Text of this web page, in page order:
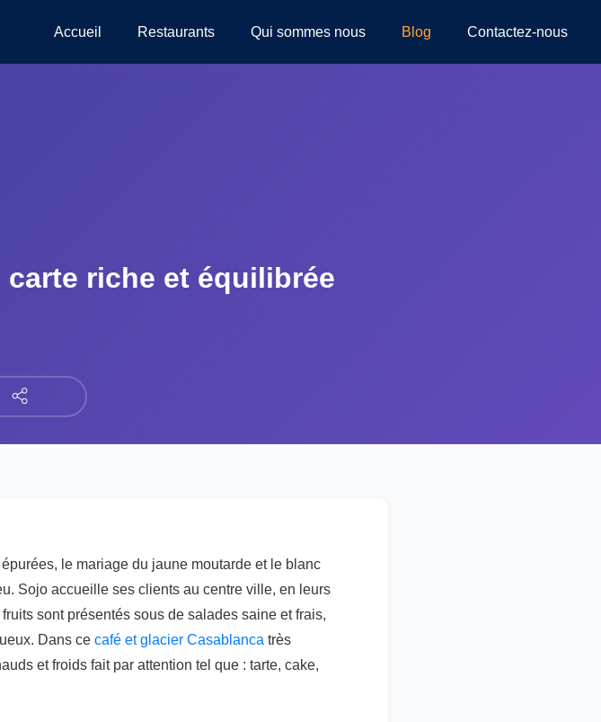
Accueil Restaurants Qui sommes nous Blog Contactez-nous
riche et équilibrée
le mariage du jaune moutarde et le blanc
Sojo accueille ses clients au centre ville, en leurs
sont présentés sous de salades saine et frais,
Dans ce café et glacier Casablanca très
et froids fait par attention tel que : tarte, cake,